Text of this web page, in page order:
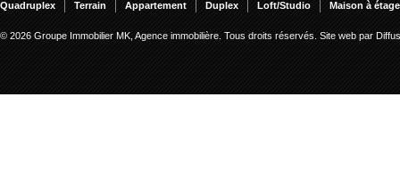
Quadruplex Terrain Appartement Duplex Loft/Studio Maison à
© 2026 Groupe Immobilier MK, Agence immobilière. Tous droits réservés. Site web par